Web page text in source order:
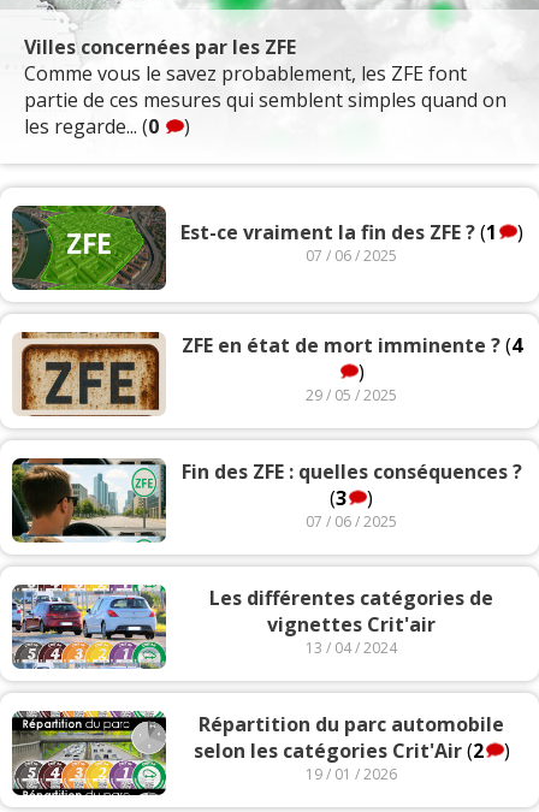
Villes concernées par les ZFE
Comme vous le savez probablement, les ZFE font
partie de ces mesures qui semblent simples quand on
les regarde... (0 )
Est-ce vraiment la fin des ZFE ?(1 )
07 / 06 / 2025
ZFE en état de mort imminente ?(4
)
29 / 05 / 2025
Fin des ZFE : quelles conséquences ?
(3 )
07 / 06 / 2025
Les différentes catégories de
vignettes Crit'air
13 / 04 / 2024
Répartition du parc automobile
selon les catégories Crit'Air(2 )
19 / 01 / 2026